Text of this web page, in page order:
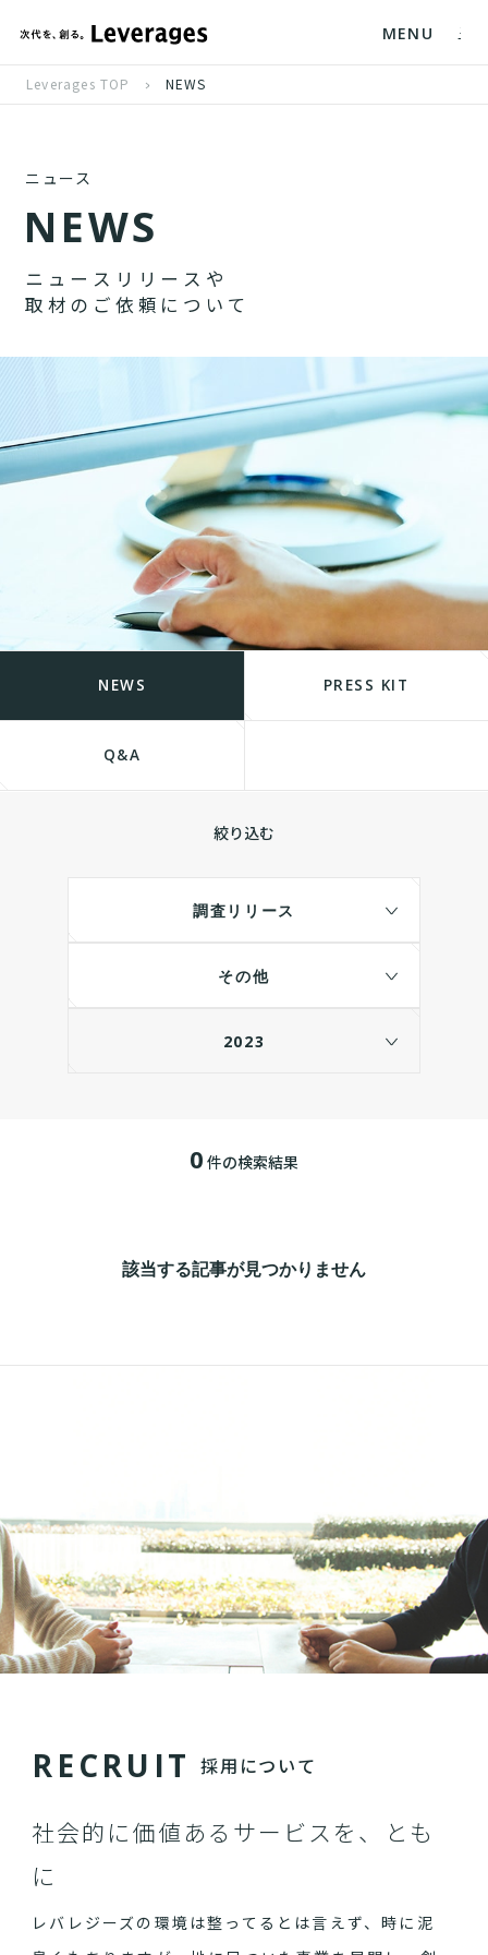
MENU
Leverages TOP NEWS
ニュース
NEWS
ニ ュ ー ス リ リ ー ス や
取 材 の ご 依 頼 に つ い て
NEWS PRESS KIT
Q&A
絞り込む
調査リリース
その他
2023
0 件の検索結果
該当する記事が見つかりません
RECRU IT 採用について
社会的に価値あるサービスを、とも
に
レバレジーズの環境は整ってるとは言えず、時に泥